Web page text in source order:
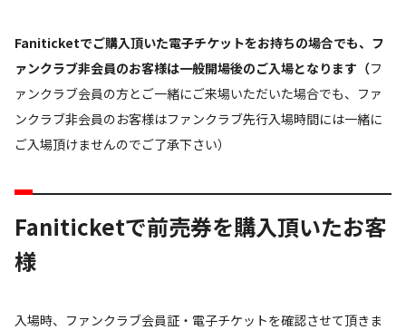
Faniticketでご購入頂いた電子チケットをお持ちの場合でも、フ
ァンクラブ非会員のお客様は一般開場後のご入場となります（フ
ァンクラブ会員の方とご一緒にご来場いただいた場合でも、ファ
ンクラブ非会員のお客様はファンクラブ先行入場時間には一緒に
ご入場頂けませんのでご了承下さい）
Faniticketで前売券を購入頂いたお客
様
入場時、ファンクラブ会員証・電子チケットを確認させて頂きま